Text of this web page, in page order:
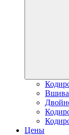
Цены